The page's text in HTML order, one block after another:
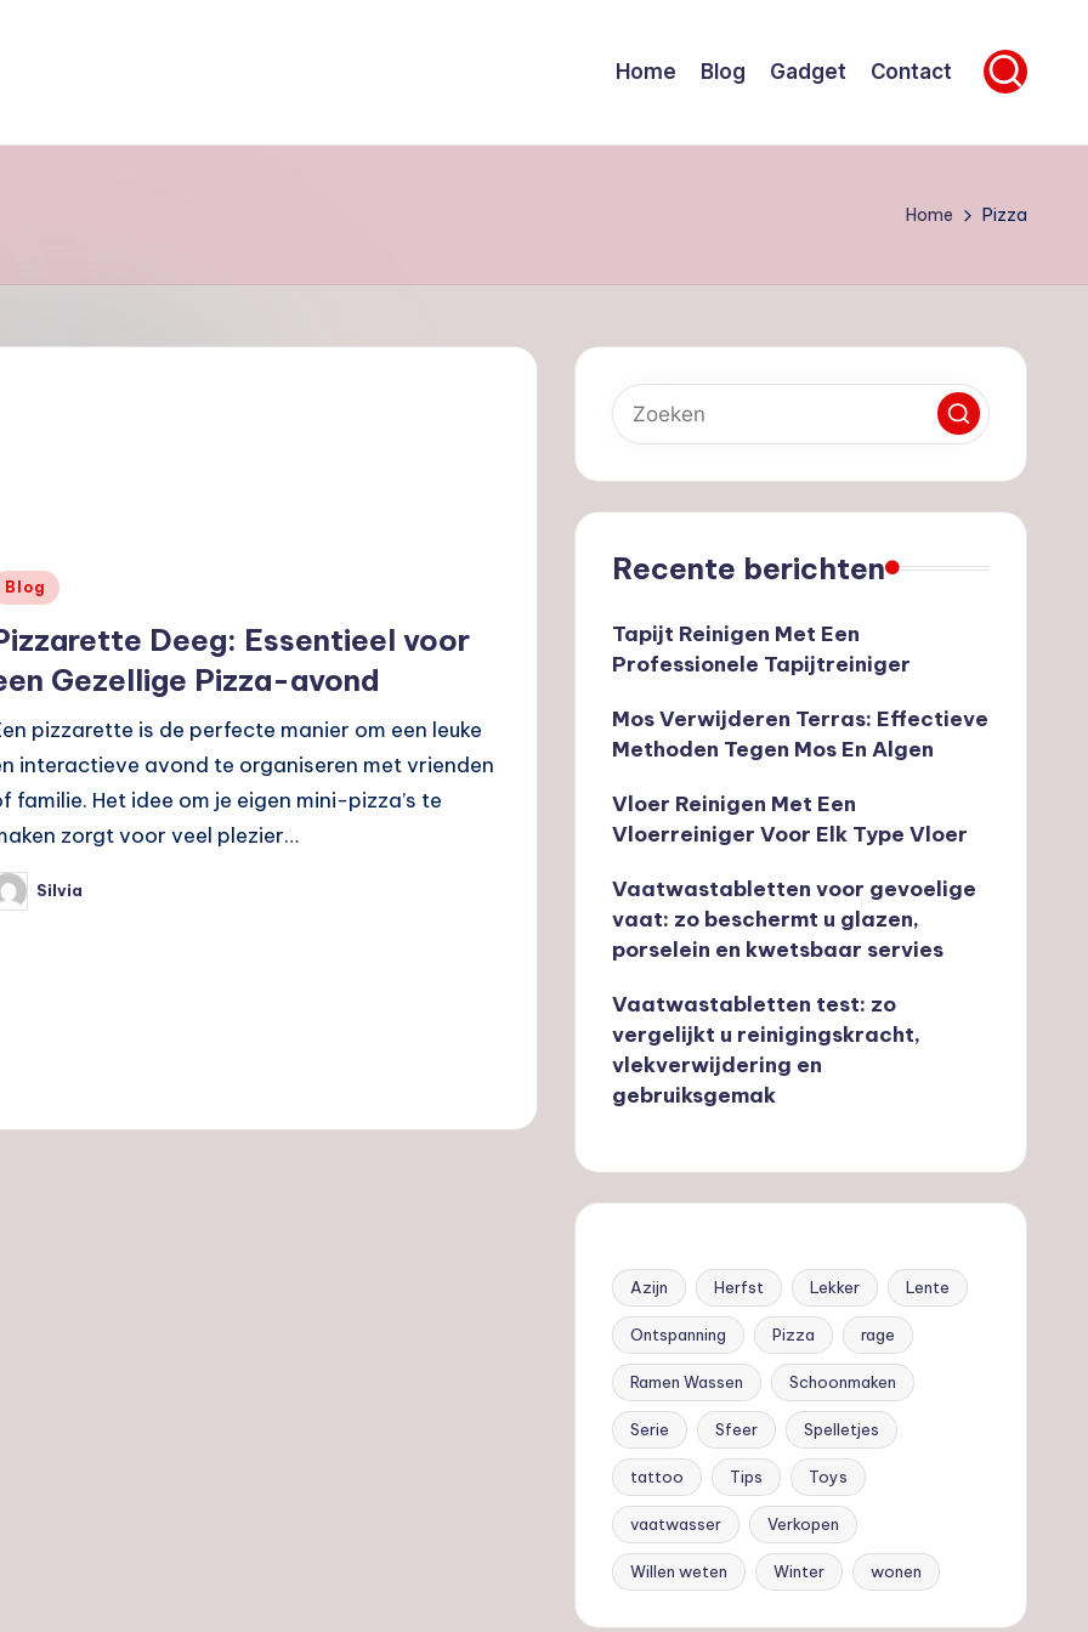
Home Blog Gadget Contact
Home Pizza
Blog
Deeg: Essentieel voor
Gezellige Pizza-avond
pizzarette is de perfecte manier om een leuke
interactieve avond te organiseren met vrienden
familie. Het idee om je eigen mini-pizza’s te
zorgt voor veel plezier…
Silvia
Recente berichten
Tapijt Reinigen Met Een
Professionele Tapijtreiniger
Mos Verwijderen Terras: Effectieve
Methoden Tegen Mos En Algen
Vloer Reinigen Met Een
Vloerreiniger Voor Elk Type Vloer
Vaatwastabletten voor gevoelige
vaat: zo beschermt u glazen,
porselein en kwetsbaar servies
Vaatwastabletten test: zo
vergelijkt u reinigingskracht,
vlekverwijdering en
gebruiksgemak
Azijn Herfst Lekker Lente
Ontspanning Pizza rage
Ramen Wassen Schoonmaken
Serie Sfeer Spelletjes
tattoo Tips Toys
vaatwasser Verkopen
Willen weten Winter wonen